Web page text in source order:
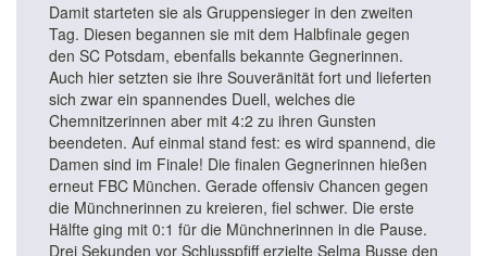
Damit starteten sie als Gruppensieger in den zweiten
Tag. Diesen begannen sie mit dem Halbfinale gegen
den SC Potsdam, ebenfalls bekannte Gegnerinnen.
Auch hier setzten sie ihre Souveränität fort und lieferten
sich zwar ein spannendes Duell, welches die
Chemnitzerinnen aber mit 4:2 zu ihren Gunsten
beendeten. Auf einmal stand fest: es wird spannend, die
Damen sind im Finale! Die finalen Gegnerinnen hießen
erneut FBC München. Gerade offensiv Chancen gegen
die Münchnerinnen zu kreieren, fiel schwer. Die erste
Hälfte ging mit 0:1 für die Münchnerinnen in die Pause.
Drei Sekunden vor Schlusspfiff erzielte Selma Busse den